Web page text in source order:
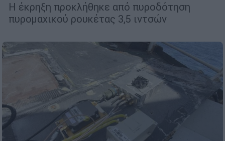
Η έκρηξη προκλήθηκε από πυροδότηση
πυρομαχικού ρουκέτας 3,5 ιντσών